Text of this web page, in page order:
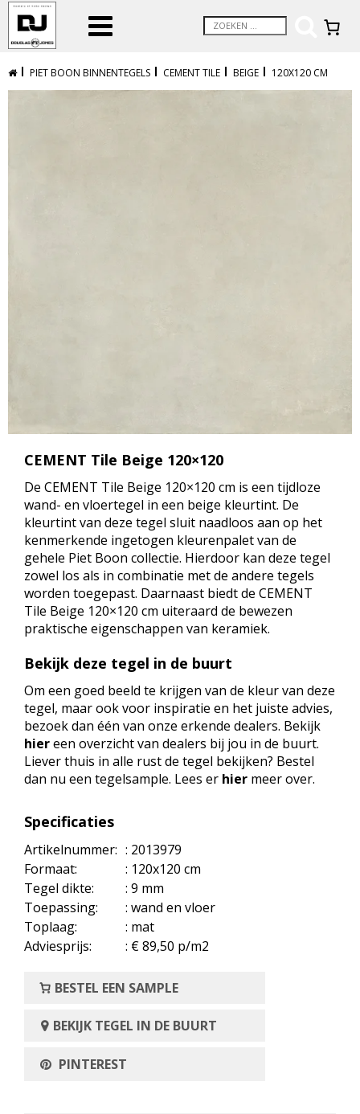
PIET BOON BINNENTEGELS CEMENT TILE BEIGE 120X120 CM
CEMENT Tile Beige 120×120
De CEMENT Tile Beige 120×120 cm is een tijdloze
wand- en vloertegel in een beige kleurtint. De
kleurtint van deze tegel sluit naadloos aan op het
kenmerkende ingetogen kleurenpalet van de
gehele Piet Boon collectie. Hierdoor kan deze tegel
zowel los als in combinatie met de andere tegels
worden toegepast. Daarnaast biedt de CEMENT
Tile Beige 120×120 cm uiteraard de bewezen
praktische eigenschappen van keramiek.
Bekijk deze tegel in de buurt
Om een goed beeld te krijgen van de kleur van deze
tegel, maar ook voor inspiratie en het juiste advies,
bezoek dan één van onze erkende dealers. Bekijk
hiereen overzicht van dealers bij jou in de buurt.
Liever thuis in alle rust de tegel bekijken? Bestel
dan nu een tegelsample. Lees er hier meer over.
Specificaties
Artikelnummer: : 2013979
Formaat:
: 120x120 cm
Tegel dikte:
: 9 mm
Toepassing:
: wand en vloer
Toplaag:
: mat
Adviesprijs:
: € 89,50 p/m2
BESTEL EEN SAMPLE
BEKIJK TEGEL IN DE BUURT
PINTEREST